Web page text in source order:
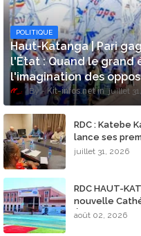
POLITIQUE
​Haut-Katanga | Pari
l'État : Quand le grand
l'imagination des
Kit-infos.net juillet
RDC : Katebe
lance ses
Lubumbashi
juillet 31, 2026
​RDC HAUT-
nouvelle
État de droit
août 02, 2026